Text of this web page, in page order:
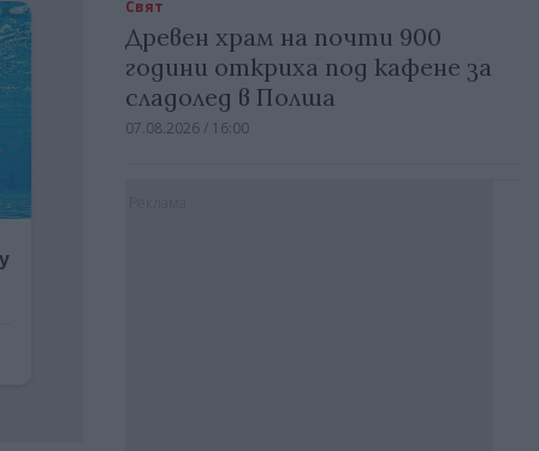
Свят
Древен храм на почти 900
години откриха под кафене за
сладолед в Полша
07.08.2026 / 16:00